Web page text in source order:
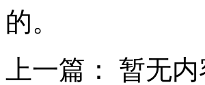
的。
上一篇： 暂无